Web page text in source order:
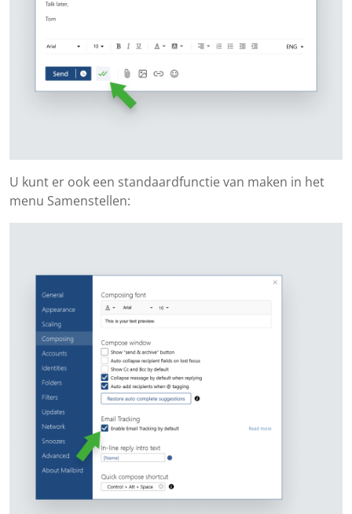
U kunt er ook een standaardfunctie van maken in het
menu Samenstellen: